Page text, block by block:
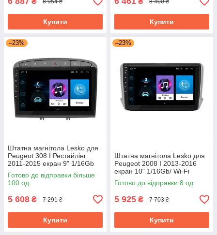
8 954 ₴
Купити
8 400 ₴
Купити
–23%
Штатна магнітола Lesko для
Peugeot 308 I Рестайлінг
2011-2015 екран 9" 1/16Gb
Grey/Wi-Fi Optima GPS
Android
Готово до відправки більше
100 од.
5 608 ₴ 7 291 ₴
Купити
–23%
Штатна магнітола Lesko для
Peugeot 2008 I 2013-2016
екран 10" 1/16Gb/ Wi-Fi
Optima GPS Android Пожо
Готово до відправки 8 од.
5 925 ₴ 7 703 ₴
Купити